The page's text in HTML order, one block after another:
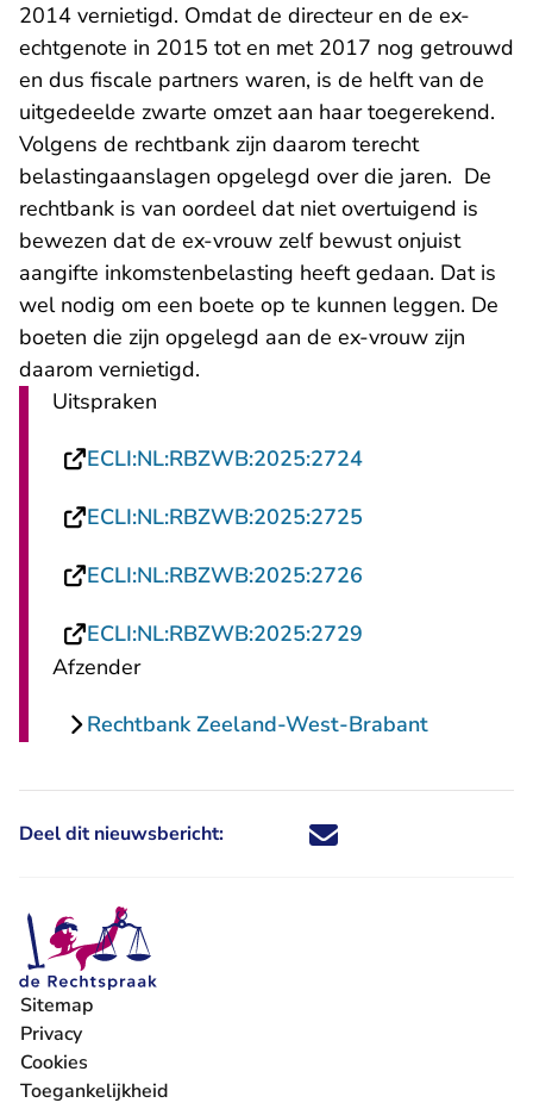
2014 vernietigd. Omdat de directeur en de ex-
echtgenote in 2015 tot en met 2017 nog getrouwd
en dus fiscale partners waren, is de helft van de
uitgedeelde zwarte omzet aan haar toegerekend.
Volgens de rechtbank zijn daarom terecht
belastingaanslagen opgelegd over die jaren. De
rechtbank is van oordeel dat niet overtuigend is
bewezen dat de ex-vrouw zelf bewust onjuist
aangifte inkomstenbelasting heeft gedaan. Dat is
wel nodig om een boete op te kunnen leggen. De
boeten die zijn opgelegd aan de ex-vrouw zijn
daarom vernietigd.
Uitspraken
ECLI:NL:RBZWB:2025:2724- U verlaat
ECLI:NL:RBZWB:2025:2725
ECLI:NL:RBZWB:2025:2726
ECLI:NL:RBZWB:2025:2729
Afzender
Rechtbank Zeeland-West-Brabant
Deel dit nieuwsbericht: Deel dit nieuwsbericht via X -
Deel dit nieuwsbericht via
Deel dit nieuwsbericht
Deel dit
Sitemap
Privacy
Cookies
Toegankelijkheid